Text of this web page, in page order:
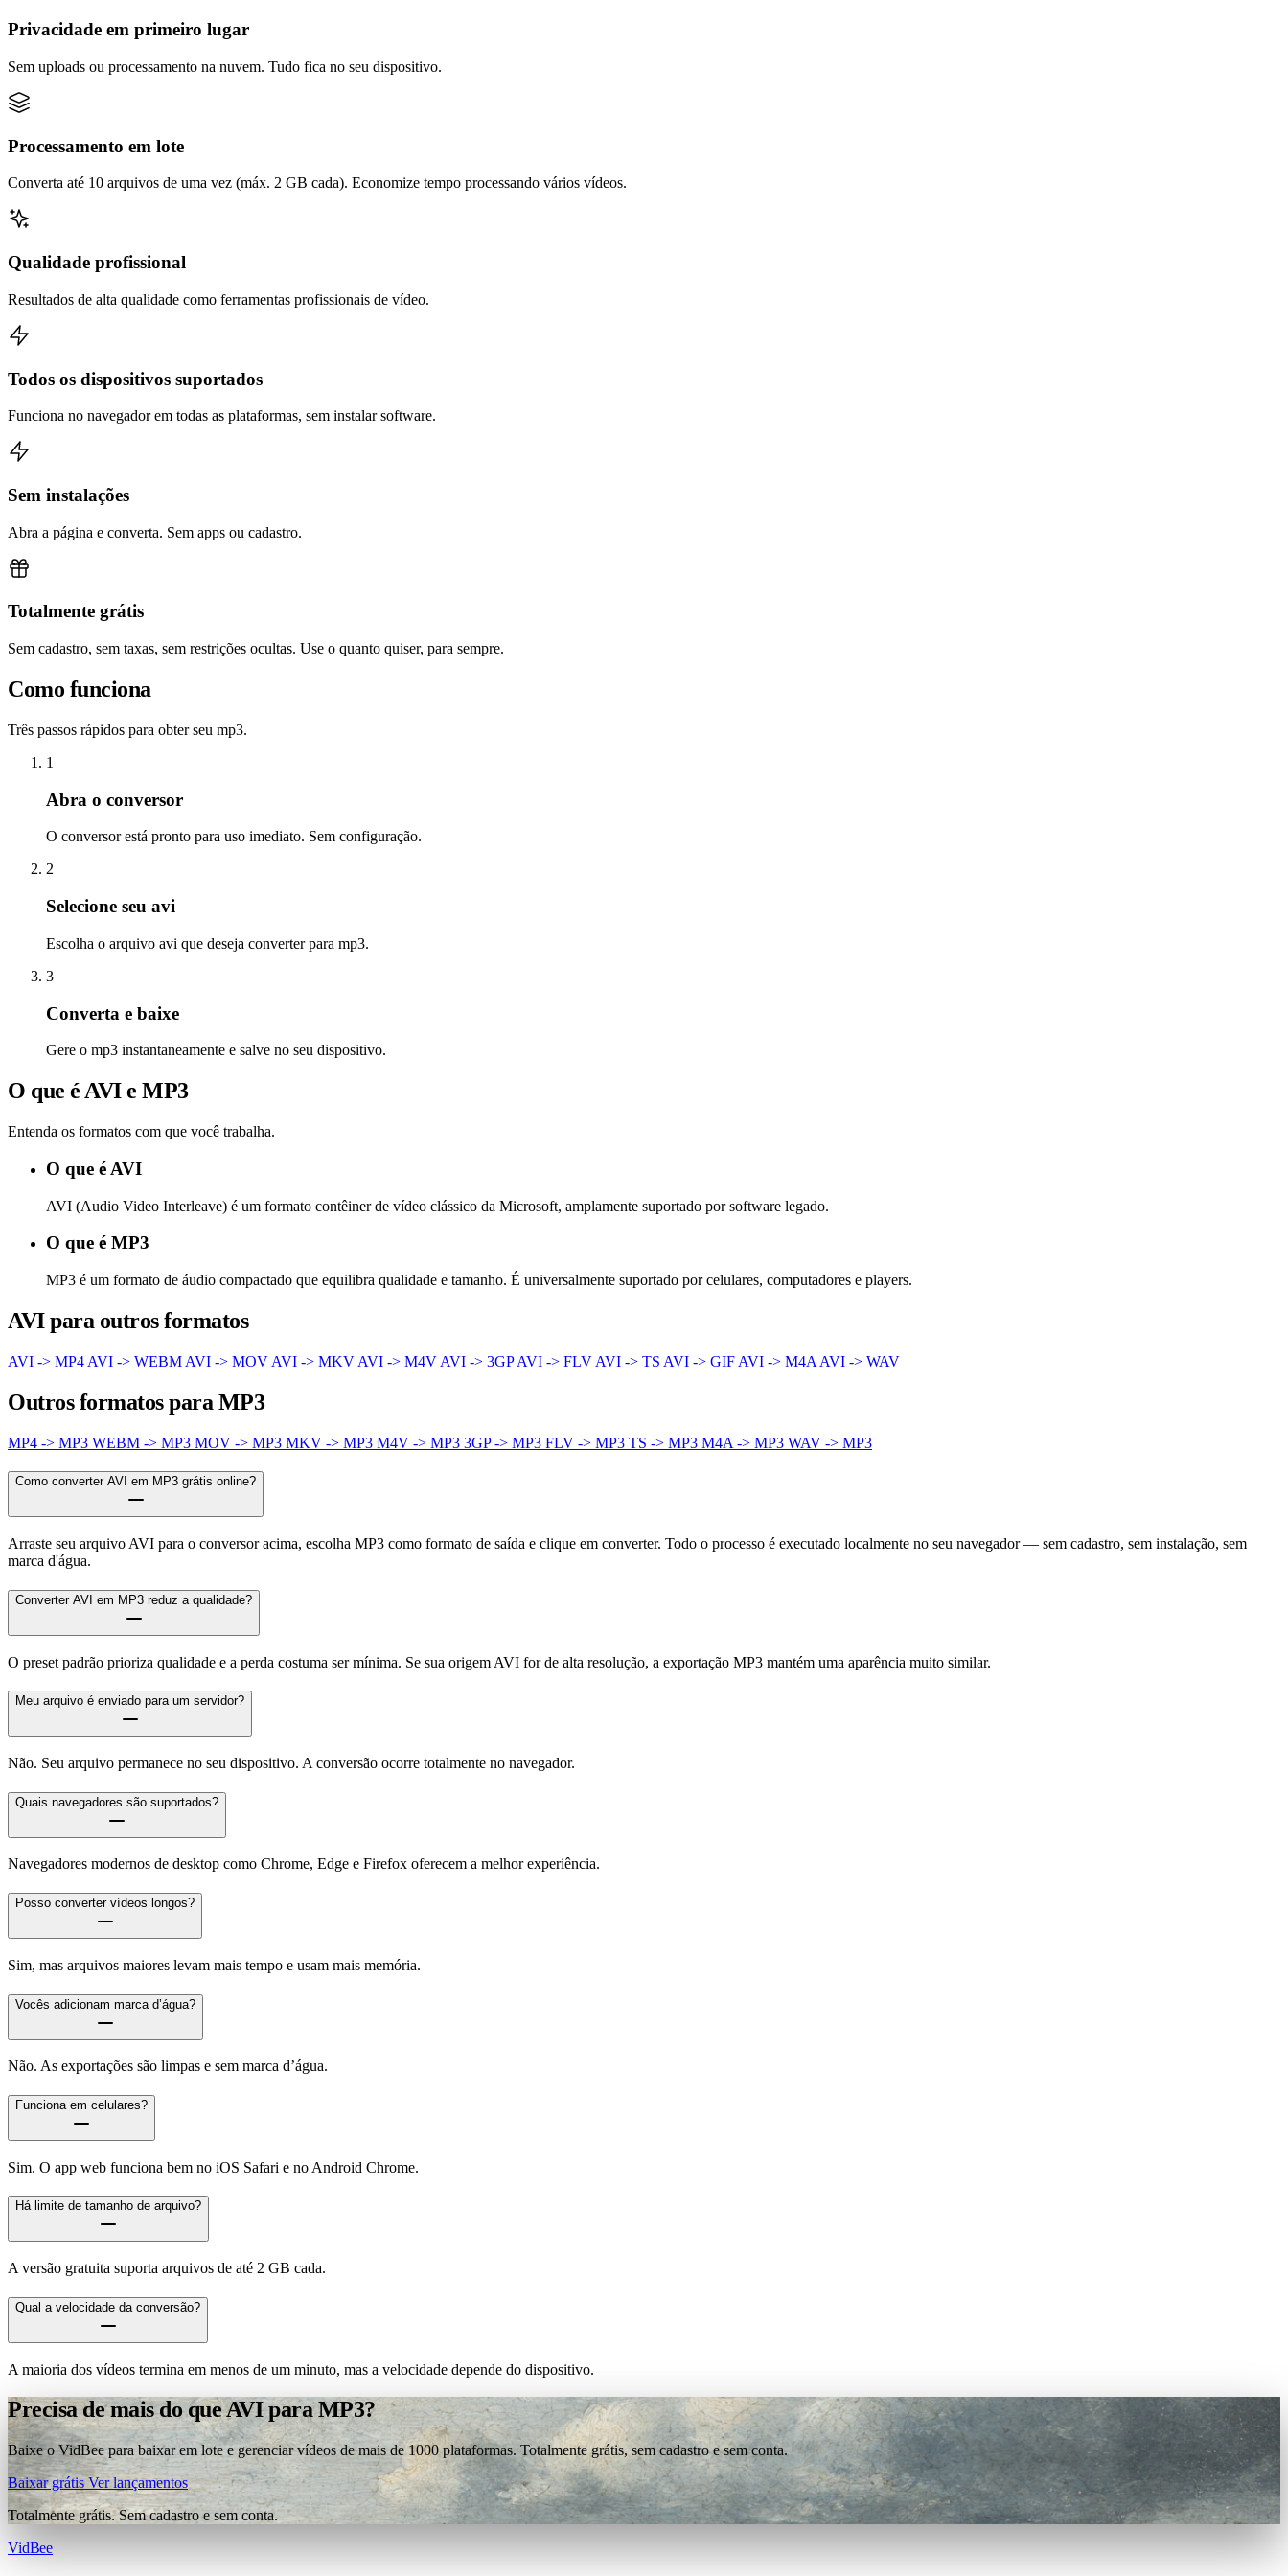
Privacidade em primeiro lugar
Sem uploads ou processamento na nuvem. Tudo fica no seu dispositivo.
Processamento em lote
Converta até 10 arquivos de uma vez (máx. 2 GB cada). Economize tempo processando vários vídeos.
Qualidade profissional
Resultados de alta qualidade como ferramentas profissionais de vídeo.
Todos os dispositivos suportados
Funciona no navegador em todas as plataformas, sem instalar software.
Sem instalações
Abra a página e converta. Sem apps ou cadastro.
Totalmente grátis
Sem cadastro, sem taxas, sem restrições ocultas. Use o quanto quiser, para sempre.
Como funciona
Três passos rápidos para obter seu mp3.
1
Abra o conversor
O conversor está pronto para uso imediato. Sem configuração.
2
Selecione seu avi
Escolha o arquivo avi que deseja converter para mp3.
3
Converta e baixe
Gere o mp3 instantaneamente e salve no seu dispositivo.
O que é AVI e MP3
Entenda os formatos com que você trabalha.
O que é AVI
AVI (Audio Video Interleave) é um formato contêiner de vídeo clássico da Microsoft, amplamente suportado por software legado.
O que é MP3
MP3 é um formato de áudio compactado que equilibra qualidade e tamanho. É universalmente suportado por celulares, computadores e players.
AVI para outros formatos
AVI -> MP4 AVI -> WEBM AVI -> MOV AVI -> MKV AVI -> M4V AVI -> 3GPAVI -> FLV AVI -> TS AVI -> GIF AVI -> M4A AVI -> WAV
Outros formatos para MP3
MP4 -> MP3 WEBM -> MP3 MOV -> MP3 MKV -> MP3 M4V -> MP3 3GP -> MP3 FLV -> MP3 TS -> MP3 M4A -> MP3 WAV -> MP3
Como converter AVI em MP3 grátis online?
Arraste seu arquivo AVI para o conversor acima, escolha MP3 como formato de saída e clique em converter. Todo o processo é executado localmente no seu navegador — sem cadastro, sem instalação, sem
marca d'água.
Converter AVI em MP3 reduz a qualidade?
O preset padrão prioriza qualidade e a perda costuma ser mínima. Se sua origem AVI for de alta resolução, a exportação MP3 mantém uma aparência muito similar.
Meu arquivo é enviado para um servidor?
Não. Seu arquivo permanece no seu dispositivo. A conversão ocorre totalmente no navegador.
Quais navegadores são suportados?
Navegadores modernos de desktop como Chrome, Edge e Firefox oferecem a melhor experiência.
Posso converter vídeos longos?
Sim, mas arquivos maiores levam mais tempo e usam mais memória.
Vocês adicionam marca d’água?
Não. As exportações são limpas e sem marca d’água.
Funciona em celulares?
Sim. O app web funciona bem no iOS Safari e no Android Chrome.
Há limite de tamanho de arquivo?
A versão gratuita suporta arquivos de até 2 GB cada.
Qual a velocidade da conversão?
A maioria dos vídeos termina em menos de um minuto, mas a velocidade depende do dispositivo.
Precisa de mais do que AVI para MP3?
Baixe o VidBee para baixar em lote e gerenciar vídeos de mais de 1000 plataformas. Totalmente grátis, sem cadastro e sem conta.
Baixar grátisVer lançamentos
Totalmente grátis. Sem cadastro e sem conta.
VidBee